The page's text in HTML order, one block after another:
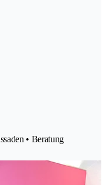
• Beratung